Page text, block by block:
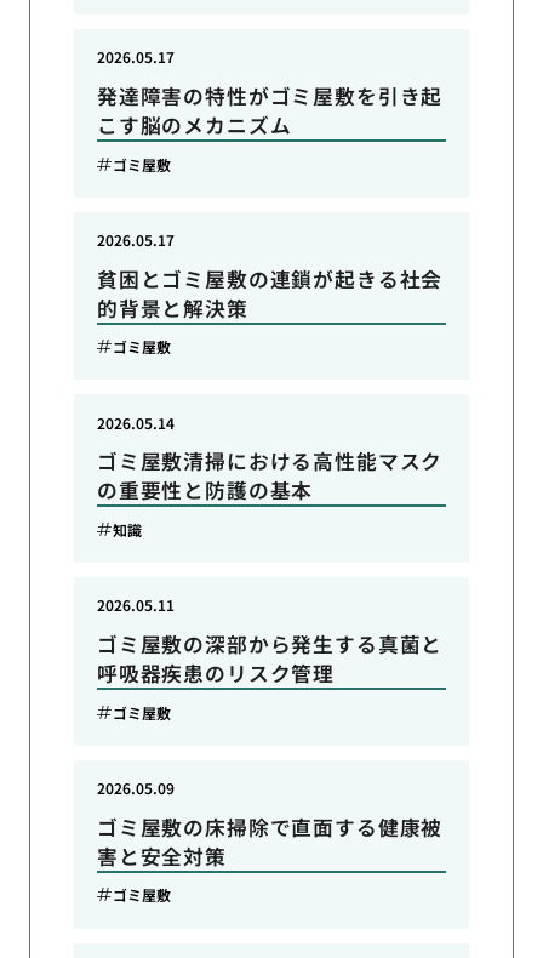
発達障害の特性がゴミ屋敷を引き起
こす脳のメカニズム
2026.05.17
ゴミ屋敷
貧困とゴミ屋敷の連鎖が起きる社会
的背景と解決策
2026.05.17
ゴミ屋敷
ゴミ屋敷清掃における高性能マスク
の重要性と防護の基本
2026.05.14
知識
ゴミ屋敷の深部から発生する真菌と
呼吸器疾患のリスク管理
2026.05.11
ゴミ屋敷
ゴミ屋敷の床掃除で直面する健康被
害と安全対策
2026.05.09
ゴミ屋敷